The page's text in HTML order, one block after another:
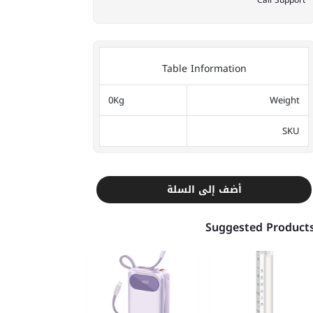
Table Information
Weight
0Kg
SKU
أضف إلى السلة
Suggested